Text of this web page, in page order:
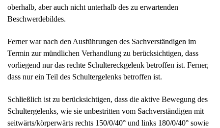
oberhalb, aber auch nicht unterhalb des zu erwartenden
Beschwerdebildes.
Ferner war nach den Ausführungen des Sachverständigen im
Termin zur mündlichen Verhandlung zu berücksichtigen, dass
vorliegend nur das rechte Schultereckgelenk betroffen ist. Ferner,
dass nur ein Teil des Schultergelenks betroffen ist.
Schließlich ist zu berücksichtigen, dass die aktive Bewegung des
Schultergelenks, wie sie unbestritten vom Sachverständigen mit
seitwärts/körperwärts rechts 150/0/40° und links 180/0/40° sowie